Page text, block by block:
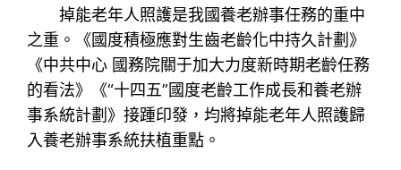
掉能老年人照護是我國養老辦事任務的重中
之重。《國度積極應對生齒老齡化中持久計劃》
《中共中心 國務院關于加大力度新時期老齡任務
的看法》《“十四五”國度老齡工作成長和養老辦
事系統計劃》接踵印發，均將掉能老年人照護歸
入養老辦事系統扶植重點。